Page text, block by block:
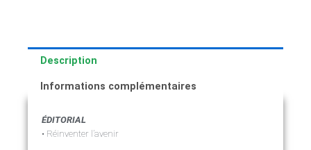
Description
Informations complémentaires
ÉDITORIAL
• Réinventer l’avenir